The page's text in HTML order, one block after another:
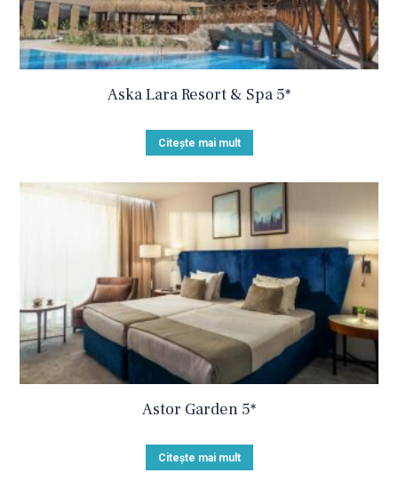
Aska Lara Resort & Spa 5*
Citește mai mult
Astor Garden 5*
Citește mai mult